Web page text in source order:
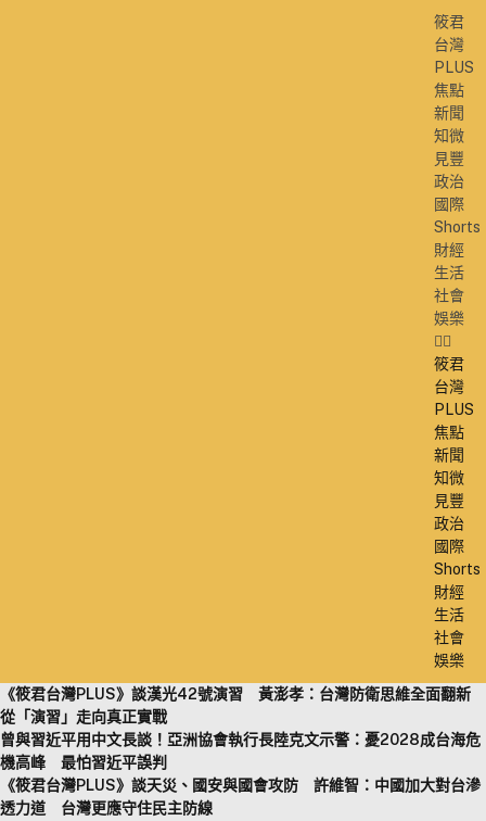
筱君
台灣
PLUS
焦點
新聞
知微
見豐
政治
國際
Shorts
財經
生活
社會
娛樂
筱君
台灣
PLUS
焦點
新聞
知微
見豐
政治
國際
Shorts
財經
生活
社會
娛樂
《筱君台灣PLUS》談漢光42號演習 黃澎孝：台灣防衛思維全面翻新
從「演習」走向真正實戰
曾與習近平用中文長談！亞洲協會執行長陸克文示警：憂2028成台海危
機高峰 最怕習近平誤判
《筱君台灣PLUS》談天災、國安與國會攻防 許維智：中國加大對台滲
透力道 台灣更應守住民主防線